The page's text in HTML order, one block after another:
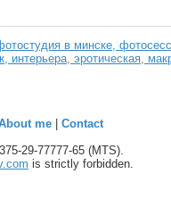
в минске,
эротическая,
me | Contact
29-77777-65 (MTS).
is strictly forbidden.